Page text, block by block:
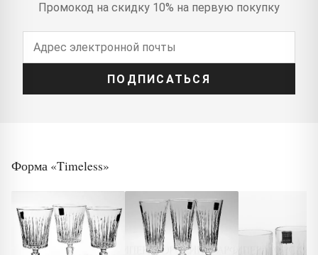
Промокод на скидку 10% на первую покупку
ПОДПИСАТЬСЯ
Форма «Timeless»